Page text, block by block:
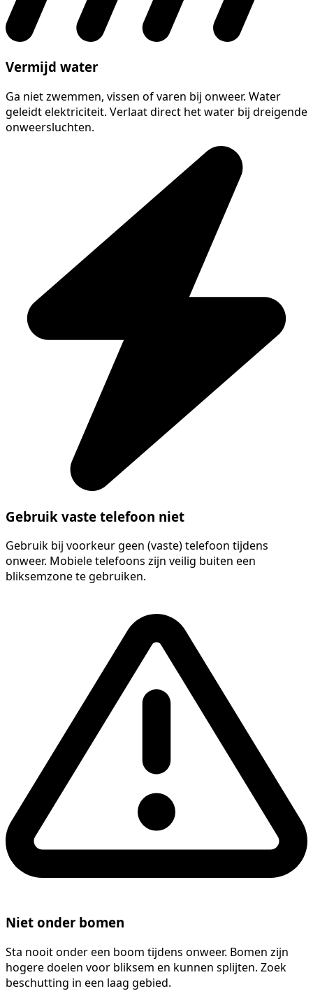
Vermijd water
Ga niet zwemmen, vissen of varen bij onweer. Water
geleidt elektriciteit. Verlaat direct het water bij dreigende
onweersluchten.
Gebruik vaste telefoon niet
Gebruik bij voorkeur geen (vaste) telefoon tijdens
onweer. Mobiele telefoons zijn veilig buiten een
bliksemzone te gebruiken.
Niet onder bomen
Sta nooit onder een boom tijdens onweer. Bomen zijn
hogere doelen voor bliksem en kunnen splijten. Zoek
beschutting in een laag gebied.